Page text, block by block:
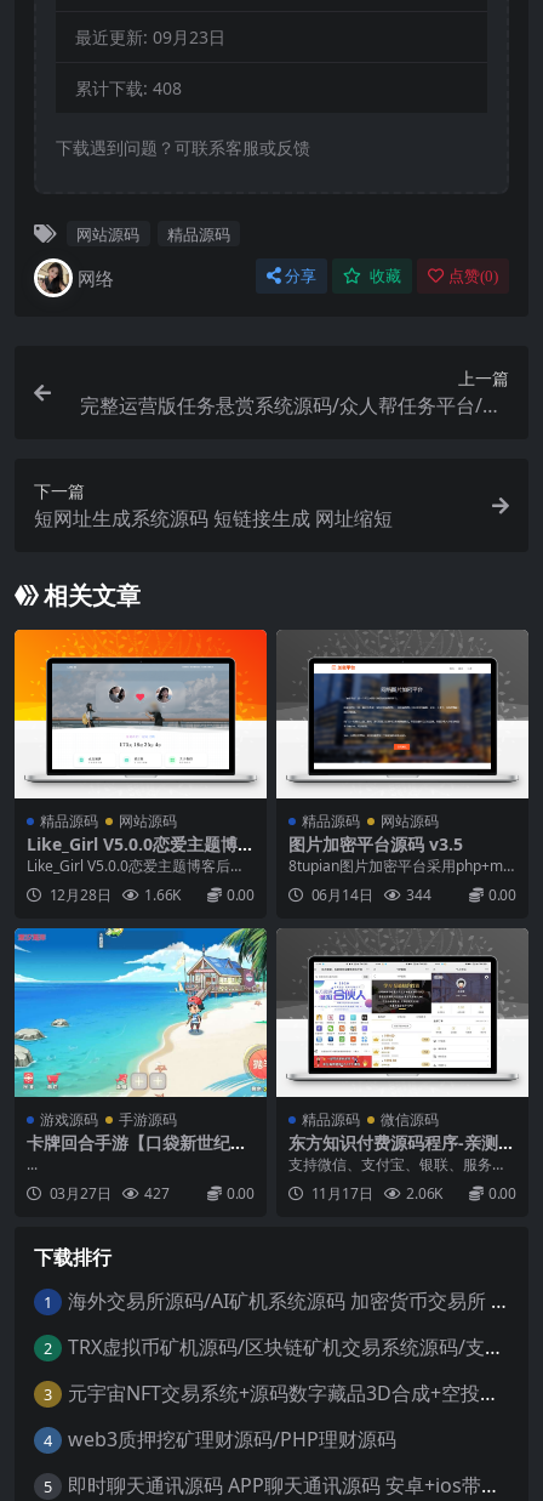
最近更新: 09月23日
累计下载: 408
下载遇到问题？可联系客服或反馈
网站源码 精品源码
网络 分享 收藏 点赞(0)
上一篇
完整运营版任务悬赏系统源码/众人帮任务平台/VU
下一篇
短网址生成系统源码 短链接生成 网址缩短
相关文章
精品源码 网站源码
Like_Girl V5.0.0恋爱主题博客
自适应模板
Like_Girl V5.0.0恋爱主题博客后端
使用了Ajax异步请求提交数据配合
插件提醒弹窗...
12月28日 1.66K 0.00
精品源码 网站源码
图片加密平台源码 v3.5
8tupian图片加密平台采用php+my
sql的环境，php版本是php5.6或以
上。源码是通过调用八图片平台的A
建的网站，用户资金直接进入你自
己的接口。8tupian图片加密平台包
含三种模式上传图片。接口...
06月14日 344 0.00
游戏源码 手游源码
卡牌回合手游【口袋新世纪】
理后台+GM授权后台+安卓苹
果双端+详细搭建教程+源码
...
03月27日
427 0.00
精品源码 微信源码
东方知识付费源码程序-亲测运
行，微擎系统平台功能完善
支持微信、支付宝、银联、服务商
支付，支付接口支持阿里云、腾讯
云、七牛云外部储存搭建说明·上传
11月17日 2.06K 0.00
下载排行
1 海外交易所源码/AI矿机系统源码 加密货币交易所 智能交易所源码
2 TRX虚拟币矿机源码/区块链矿机交易系统源码/支持 4国语言+usdt充值+搭建视频教程
3 元宇宙NFT交易系统+源码数字藏品3D合成+空投盲盒玩法抽集卡
4 web3质押挖矿理财源码/PHP理财源码
5 即时聊天通讯源码 APP聊天通讯源码 安卓+ios带后端源码控制